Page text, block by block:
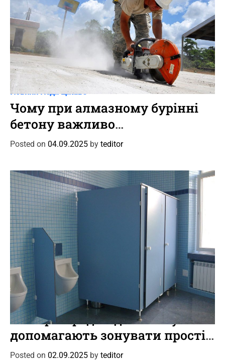
C
a
e
g
i
e
s
Новини Події Цікаве
Чому при алмазному бурінні
бетону важливо
дотримуватися кутового
для точного проходження
арматури
Posted on 04.09.2025 by teditor
a
t
e
g
Новини Цікаве
Як перегородки для санвузлів
допомагають зонувати простір
і знизити рівень шуму в
Posted on 02.09.2025 by teditor